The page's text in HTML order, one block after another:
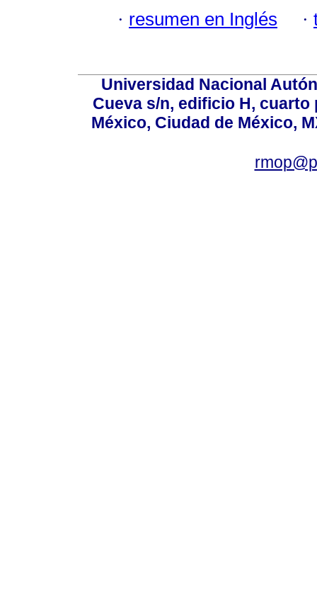
· resumen en Inglés ·
Universidad Nacional
Cueva s/n, edificio H,
México, Ciudad de México,